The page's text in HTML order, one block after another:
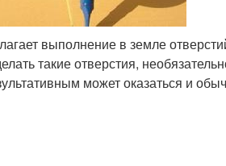
выполнение в земле
такие отверстия,
может оказаться и